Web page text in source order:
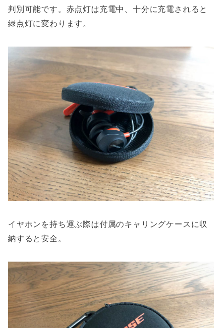
判別可能です。赤点灯は充電中、十分に充電されると
緑点灯に変わります。
イヤホンを持ち運ぶ際は付属のキャリングケースに収
納すると安全。